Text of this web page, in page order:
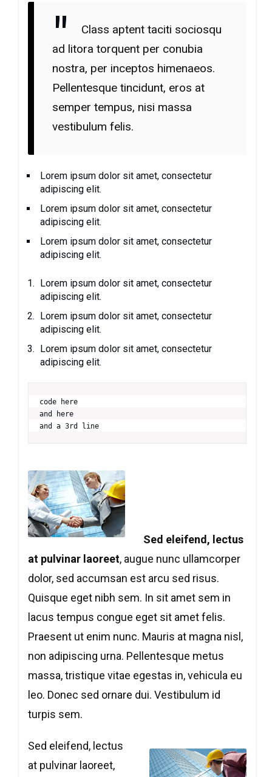
Class aptent taciti sociosqu
ad litora torquent per conubia
nostra, per inceptos himenaeos.
Pellentesque tincidunt, eros at
semper tempus, nisi massa
vestibulum felis.
Lorem ipsum dolor sit amet, consectetur
adipiscing elit.
Lorem ipsum dolor sit amet, consectetur
adipiscing elit.
Lorem ipsum dolor sit amet, consectetur
adipiscing elit.
Lorem ipsum dolor sit amet, consectetur
adipiscing elit.
Lorem ipsum dolor sit amet, consectetur
adipiscing elit.
Lorem ipsum dolor sit amet, consectetur
adipiscing elit.
code here
and here
and a 3rd line
Sed eleifend, lectus
at pulvinar laoreet, augue nunc ullamcorper
dolor, sed accumsan est arcu sed risus.
Quisque eget nibh sem. In sit amet sem in
lacus tempus congue eget sit amet felis.
Praesent ut enim nunc. Mauris at magna nisl,
non adipiscing urna. Pellentesque metus
massa, tristique vitae egestas in, vehicula eu
leo. Donec sed ornare dui. Vestibulum id
turpis sem.
Sed eleifend, lectus
at pulvinar laoreet,